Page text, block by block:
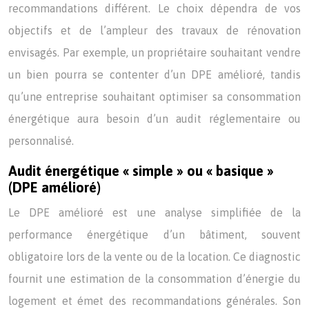
recommandations différent. Le choix dépendra de vos
objectifs et de l’ampleur des travaux de rénovation
envisagés. Par exemple, un propriétaire souhaitant vendre
un bien pourra se contenter d’un DPE amélioré, tandis
qu’une entreprise souhaitant optimiser sa consommation
énergétique aura besoin d’un audit réglementaire ou
personnalisé.
Audit énergétique « simple » ou « basique »
(DPE amélioré)
Le DPE amélioré est une analyse simplifiée de la
performance énergétique d’un bâtiment, souvent
obligatoire lors de la vente ou de la location. Ce diagnostic
fournit une estimation de la consommation d’énergie du
logement et émet des recommandations générales. Son